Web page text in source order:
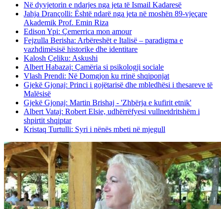
Në dyvjetorin e ndarjes nga jeta të Ismail Kadaresë
Jahja Drançolli: Është ndarë nga jeta në moshën 89-vjeçare
Akademik Prof. Emin Riza
Edison Ypi: Çemerrica mon amour
Fejzulla Berisha: Arbëreshët e Italisë – paradigma e
vazhdimësisë historike dhe identitare
Kalosh Çeliku: Askushi
Albert Habazaj: Çamëria si psikologji sociale
Vlash Prendi: Në Domgjon ku rrinë shqiponjat
Gjekë Gjonaj: Princi i gojëtarisë dhe mbledhësi i thesareve të
Malësisë
Gjekë Gjonaj: Martin Brishaj - 'Zhbërja e kufirit etnik'
Albert Vataj: Robert Elsie, udhërrëfyesi vullnetdritshëm i
shpirtit shqiptar
Kristaq Turtulli: Syri i nënës mbeti në mjegull